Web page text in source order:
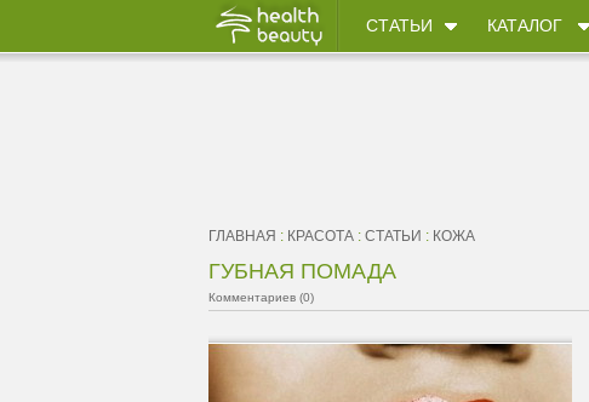
СТАТЬИ КАТАЛОГ
ГЛАВНАЯ : КРАСОТА : СТАТЬИ : КОЖА
ГУБНАЯ ПОМАДА
Комментариев (0)